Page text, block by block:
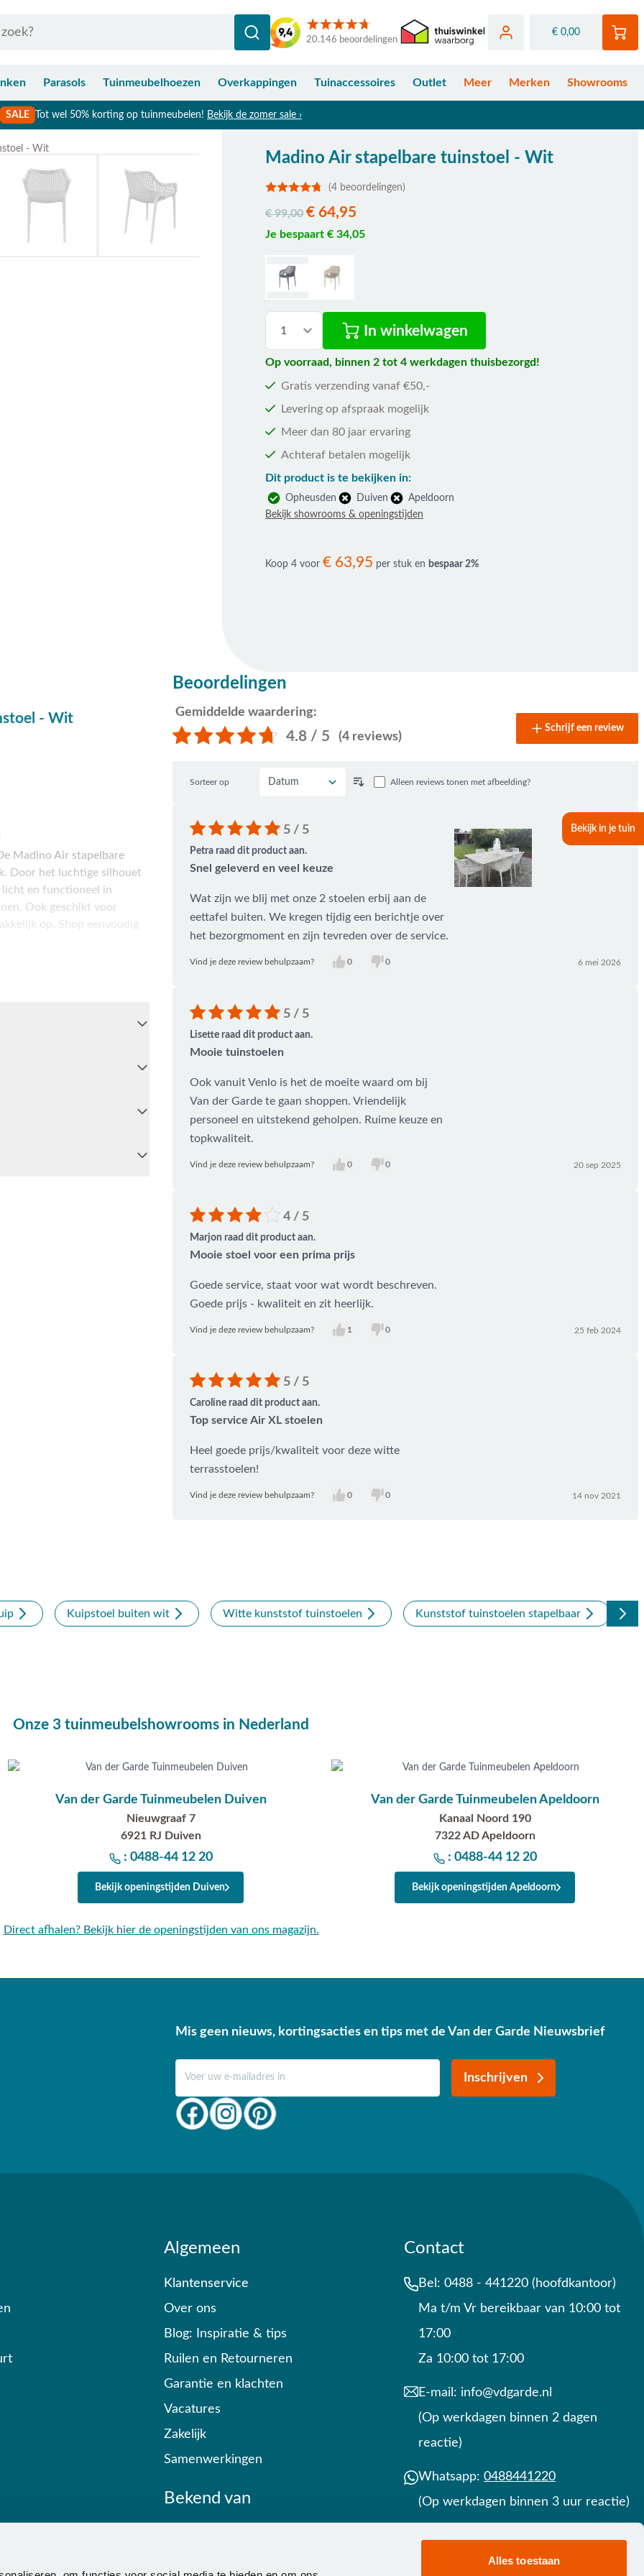
Alles toestaan
20.146 beoordelingen
€ 0,00
Parasols Tuinmeubelhoezen Overkappingen Tuinaccessoires Outlet Meer Merken Showrooms
SALE Tot wel 50% korting op tuinmeubelen! Bekijk de zomer sale ›
Bekijk in je tuin
- Wit
Madino Air stapelbare tuinstoel - Wit
(4 beoordelingen)
€ 99,00 € 64,95
Je bespaart € 34,05
In winkelwagen
Op voorraad, binnen 2 tot 4 werkdagen thuisbezorgd!
Gratis verzending vanaf €50,-
Levering op afspraak mogelijk
Meer dan 80 jaar ervaring
Achteraf betalen mogelijk
Dit product is te bekijken in:
Opheusden Duiven
Apeldoorn
Bekijk showrooms & openingstijden
Koop 4 voor€ 63,95 per stuk en bespaar 2%
- Wit
Madino Air stapelbare
Door het luchtige silhouet
en functioneel in
Ook geschikt voor
op. Shop eenvoudig
eenvoudig met een sopje
- Wit? Bel ons dan
advies op maat.
Beoordelingen
Gemiddelde waardering:
4.8 / 5 (4 reviews)
Schrijf een review
Alleen reviews tonen met afbeelding?
Sorteer op
5 / 5
Petra raad dit product aan.
Snel geleverd en veel keuze
Wat zijn we blij met onze 2 stoelen erbij aan de
eettafel buiten. We kregen tijdig een berichtje over
het bezorgmoment en zijn tevreden over de service.
Vind je deze review behulpzaam? 0 0 6 mei 2026
5 / 5
Lisette raad dit product aan.
Mooie tuinstoelen
Ook vanuit Venlo is het de moeite waard om bij
Van der Garde te gaan shoppen. Vriendelijk
personeel en uitstekend geholpen. Ruime keuze en
topkwaliteit.
Vind je deze review behulpzaam? 0 0 20 sep 2025
4 / 5
Marjon raad dit product aan.
Mooie stoel voor een prima prijs
Goede service, staat voor wat wordt beschreven.
Goede prijs - kwaliteit en zit heerlijk.
Vind je deze review behulpzaam? 1 0 25 feb 2024
5 / 5
Caroline raad dit product aan.
Top service Air XL stoelen
Heel goede prijs/kwaliteit voor deze witte
terrasstoelen!
Vind je deze review behulpzaam? 0 0 14 nov 2021
Kuipstoel buiten wit Witte kunststof tuinstoelen Kunststof tuinstoelen stapelbaar
Onze 3 tuinmeubelshowrooms in Nederland
Van der Garde Tuinmeubelen Duiven
Nieuwgraaf 7
6921 RJ Duiven
: 0488-44 12 20
Bekijk openingstijden Duiven
Van der Garde Tuinmeubelen Apeldoorn
Kanaal Noord 190
7322 AD Apeldoorn
: 0488-44 12 20
Bekijk openingstijden Apeldoorn
Direct afhalen? Bekijk hier de openingstijden van ons magazijn.
Mis geen nieuws, kortingsacties en tips met de Van der Garde Nieuwsbrief
Inschrijven
Algemeen
Klantenservice
Over ons
Blog: Inspiratie & tips
Ruilen en Retourneren
Garantie en klachten
Vacatures
Zakelijk
Samenwerkingen
Bekend van
Contact
Bel: 0488 - 441220 (hoofdkantoor)
Ma t/m Vr bereikbaar van 10:00 tot
17:00
Za 10:00 tot 17:00
E-mail: info@vdgarde.nl
(Op werkdagen binnen 2 dagen
reactie)
Whatsapp: 0488441220
(Op werkdagen binnen 3 uur reactie)